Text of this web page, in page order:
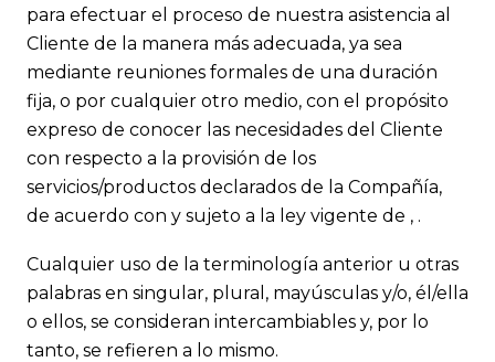
para efectuar el proceso de nuestra asistencia al
Cliente de la manera más adecuada, ya sea
mediante reuniones formales de una duración
fija, o por cualquier otro medio, con el propósito
expreso de conocer las necesidades del Cliente
con respecto a la provisión de los
servicios/productos declarados de la Compañía,
de acuerdo con y sujeto a la ley vigente de , .
Cualquier uso de la terminología anterior u otras
palabras en singular, plural, mayúsculas y/o, él/ella
o ellos, se consideran intercambiables y, por lo
tanto, se refieren a lo mismo.